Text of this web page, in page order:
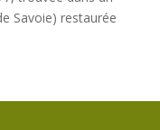
Savoie) restaurée